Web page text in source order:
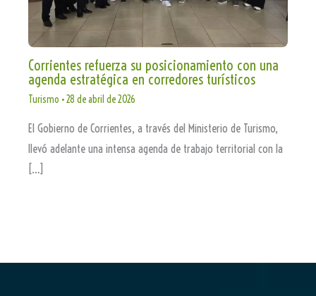
Corrientes refuerza su posicionamiento con una
agenda estratégica en corredores turísticos
Turismo •28 de abril de 2026
El Gobierno de Corrientes, a través del Ministerio de Turismo,
llevó adelante una intensa agenda de trabajo territorial con la
[…]